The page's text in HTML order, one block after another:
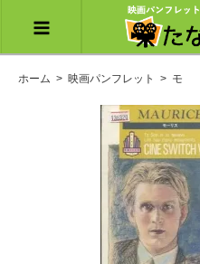
ホーム > 映画パンフレット > モ